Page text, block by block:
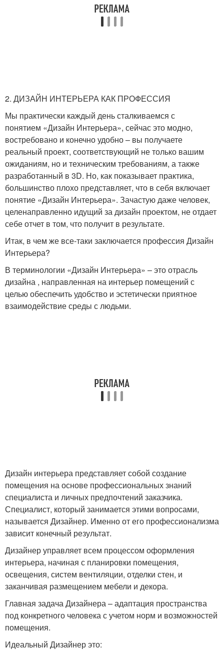
2. ДИЗАЙН ИНТЕРЬЕРА КАК ПРОФЕССИЯ
Мы практически каждый день сталкиваемся с
понятием «Дизайн Интерьера», сейчас это модно,
востребовано и конечно удобно – вы получаете
реальный проект, соответствующий не только вашим
ожиданиям, но и техническим требованиям, а также
разработанный в 3D. Но, как показывает практика,
большинство плохо представляет, что в себя включает
понятие «Дизайн Интерьера». Зачастую даже человек,
целенаправленно идущий за дизайн проектом, не отдает
себе отчет в том, что получит в результате.
Итак, в чем же все-таки заключается профессия Дизайн
Интерьера?
В терминологии «Дизайн Интерьера» – это отрасль
дизайна , направленная на интерьер помещений с
целью обеспечить удобство и эстетически приятное
взаимодействие среды с людьми.
Дизайн интерьера представляет собой создание
помещения на основе профессиональных знаний
специалиста и личных предпочтений заказчика.
Специалист, который занимается этими вопросами,
называется Дизайнер. Именно от его профессионализма
зависит конечный результат.
Дизайнер управляет всем процессом оформления
интерьера, начиная с планировки помещения,
освещения, систем вентиляции, отделки стен, и
заканчивая размещением мебели и декора.
Главная задача Дизайнера – адаптация пространства
под конкретного человека с учетом норм и возможностей
помещения.
Идеальный Дизайнер это: